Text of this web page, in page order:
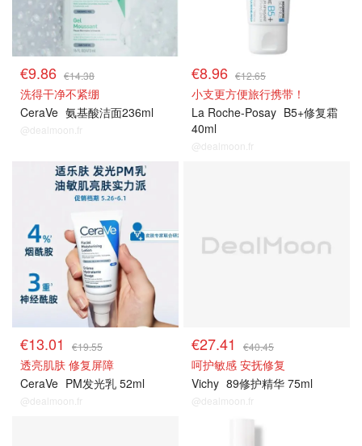
€9.86 €14.38
洗得干净不紧绷
CeraVe 氨基酸洁面236ml
@dealmoon.fr
€8.96 €12.65
小支更方便旅行携带！
La Roche-Posay B5+修复霜
40ml
@dealmoon.fr
€13.01 €19.55
透亮肌肤 修复屏障
CeraVe PM发光乳 52ml
@dealmoon.fr
€27.41 €40.45
呵护敏感 安抚修复
Vichy 89修护精华 75ml
@dealmoon.fr